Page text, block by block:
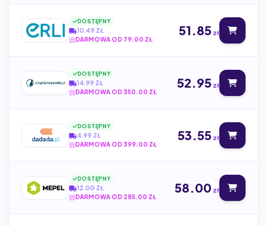
DOSTĘPNY
10.49 ZŁ
DARMOWA OD 79.00 ZŁ
51.85 zł
DOSTĘPNY
14.99 ZŁ
DARMOWA OD 350.00 ZŁ
52.95 zł
DOSTĘPNY
4.99 ZŁ
DARMOWA OD 399.00 ZŁ
53.55 zł
DOSTĘPNY
12.00 ZŁ
DARMOWA OD 285.00 ZŁ
58.00 zł